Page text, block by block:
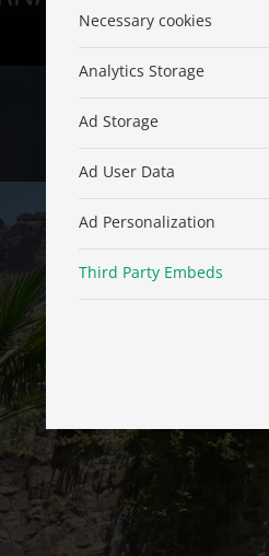
Necessary cookies
Analytics Storage
Ad Storage
Ad User Data
Ad Personalization
Third Party Embeds